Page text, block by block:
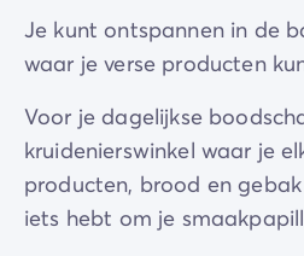
Je kunt ontspannen in de
waar je verse producten
Voor je dagelijkse
kruidenierswinkel waar je
producten, brood en
iets hebt om je